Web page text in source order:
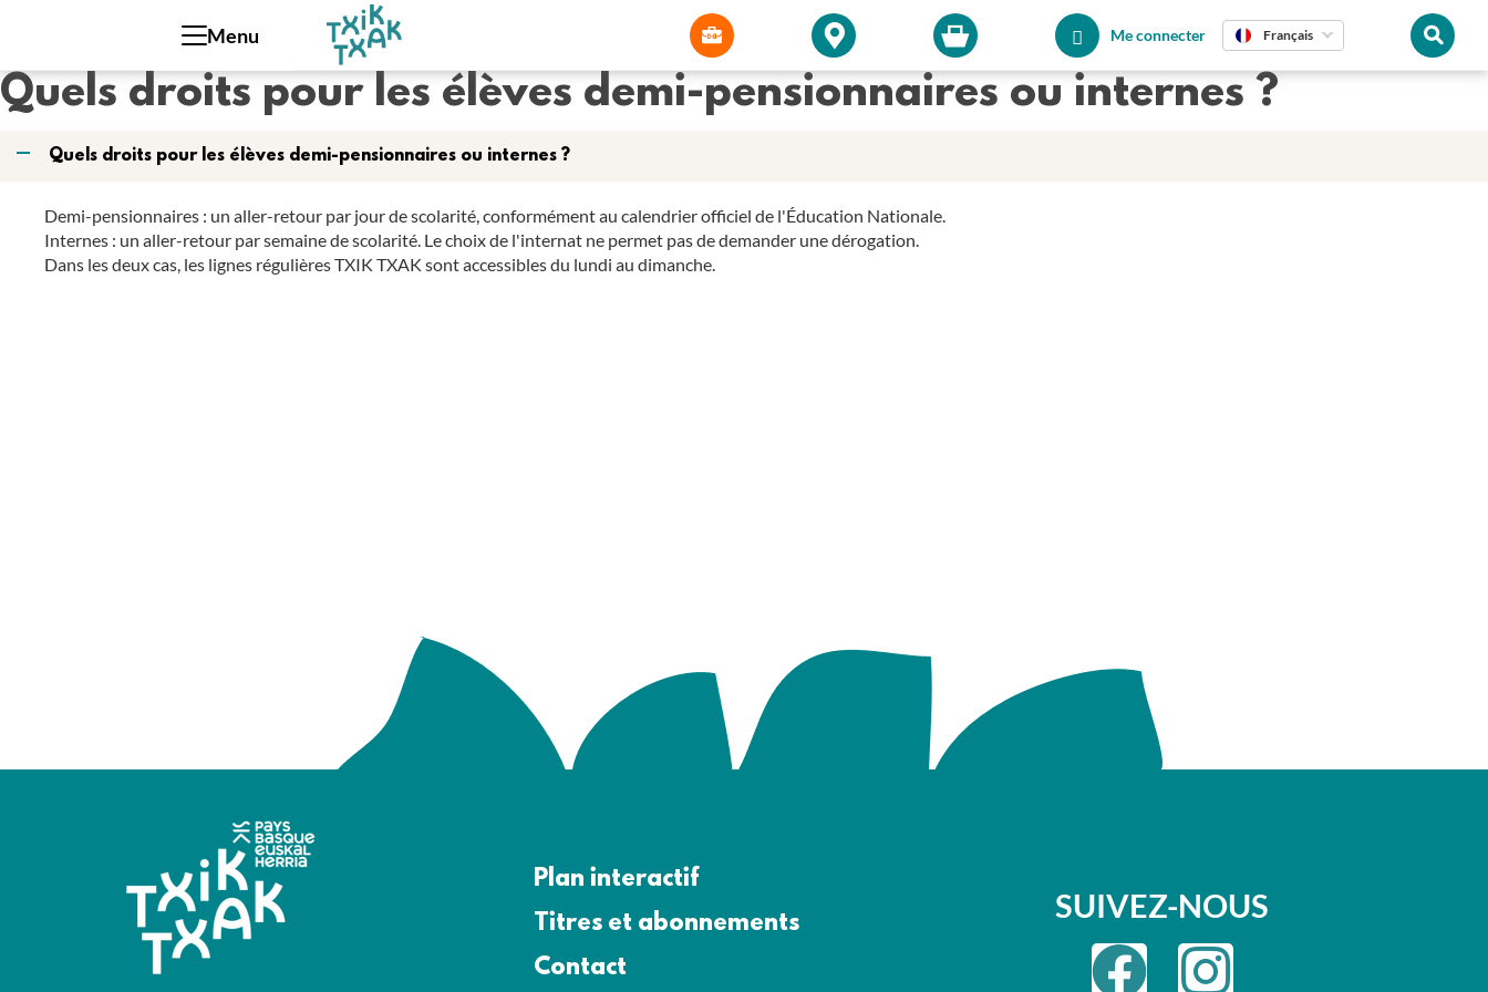
Menu Me connecter Français
Quels droits pour les élèves demi-pensionnaires ou internes ?
A Quels droits pour les élèves demi-pensionnaires ou internes ?
Demi-pensionnaires : un aller-retour par jour de scolarité, conformément au calendrier officiel de l'Éducation Nationale.
Internes : un aller-retour par semaine de scolarité. Le choix de l'internat ne permet pas de demander une dérogation.
Dans les deux cas, les lignes régulières TXIK TXAK sont accessibles du lundi au dimanche.
Plan interactif
Titres et abonnements
Contact
SUIVEZ-NOUS